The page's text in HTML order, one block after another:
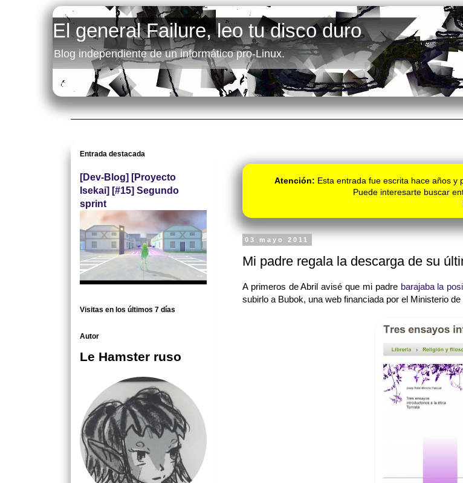
El general Failure, leo tu disco duro
Blog independiente de un informático pro-Linux.
Atención: Esta entrada fue escrita hace años y
Puede interesarte buscar
03 mayo 2011
Mi padre regala la descarga de su
A primeros de Abril avisé que mi padre barajaba la
subirlo a Bubok, una web financiada por el Ministerio
Entrada destacada
[Dev-Blog] [Proyecto
Isekai] [#15] Segundo
sprint
Visitas en los últimos 7 días
Autor
Le Hamster ruso